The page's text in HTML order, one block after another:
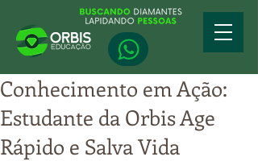
Conhecimento em Ação:
Estudante da Orbis Age
Rápido e Salva Vida